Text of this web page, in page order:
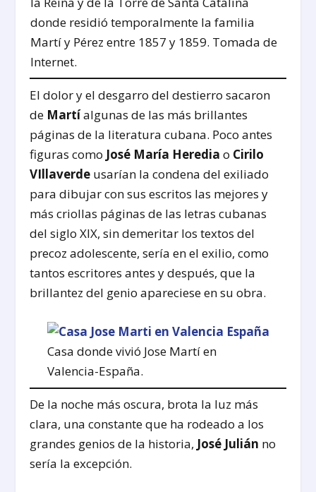
donde residió temporalmente la familia
Martí y Pérez entre 1857 y 1859. Tomada de
Internet.
El dolor y el desgarro del destierro sacaron
de Martíalgunas de las más brillantes
páginas de la literatura cubana. Poco antes
figuras como José María Heredia o Cirilo
VIllaverde usarían la condena del exiliado
para dibujar con sus escritos las mejores y
más criollas páginas de las letras cubanas
del siglo XIX, sin demeritar los textos del
precoz adolescente, sería en el exilio, como
tantos escritores antes y después, que la
brillantez del genio apareciese en su obra.
Casa donde vivió Jose Martí en
Valencia-España.
De la noche más oscura, brota la luz más
clara, una constante que ha rodeado a los
grandes genios de la historia, José Julián no
sería la excepción.